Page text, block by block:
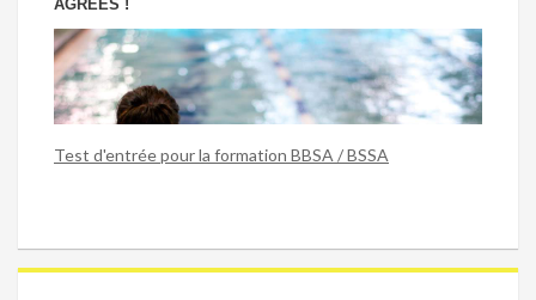
AGRÉÉS !
Test d'entrée pour la formation BBSA / BSSA